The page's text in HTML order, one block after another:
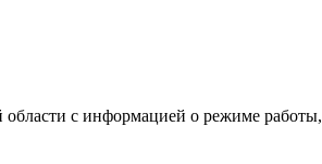
с информацией о режиме